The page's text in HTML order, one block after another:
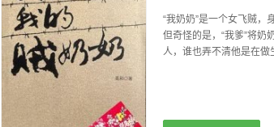
“我奶奶”是一个女飞贼，
但奇怪的是，“我爹”将奶
人，谁也弄不清他是在做